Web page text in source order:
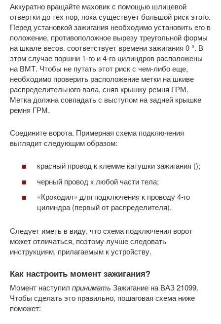
Аккуратно вращайте маховик с помощью шлицевой
отвертки до тех пор, пока существует большой риск этого.
Перед установкой зажигания необходимо установить его в
положение, противоположное вырезу треугольной формы
на шкале весов. соответствует времени зажигания 0 °. В
этом случае поршни 1-го и 4-го цилиндров расположены
на ВМТ. Чтобы не путать этот риск с чем-либо еще,
необходимо проверить расположение метки на шкиве
распределительного вала, сняв крышку ремня ГРМ.
Метка должна совпадать с выступом на задней крышке
ремня ГРМ.
Соедините ворота. Примерная схема подключения
выглядит следующим образом:
красный провод к клемме катушки зажигания ();
черный провод к любой части тела;
«Крокодил» для подключения к проводу 4-го
цилиндра (первый от распределителя).
Следует иметь в виду, что схема подключения ворот
может отличаться, поэтому лучше следовать
инструкциям, прилагаемым к устройству.
Как настроить момент зажигания?
Момент наступил принимать Зажигание на ВАЗ 21099.
Чтобы сделать это правильно, пошаговая схема ниже
поможет: